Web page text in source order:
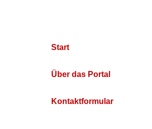
Start
Über das Portal
Kontaktformular